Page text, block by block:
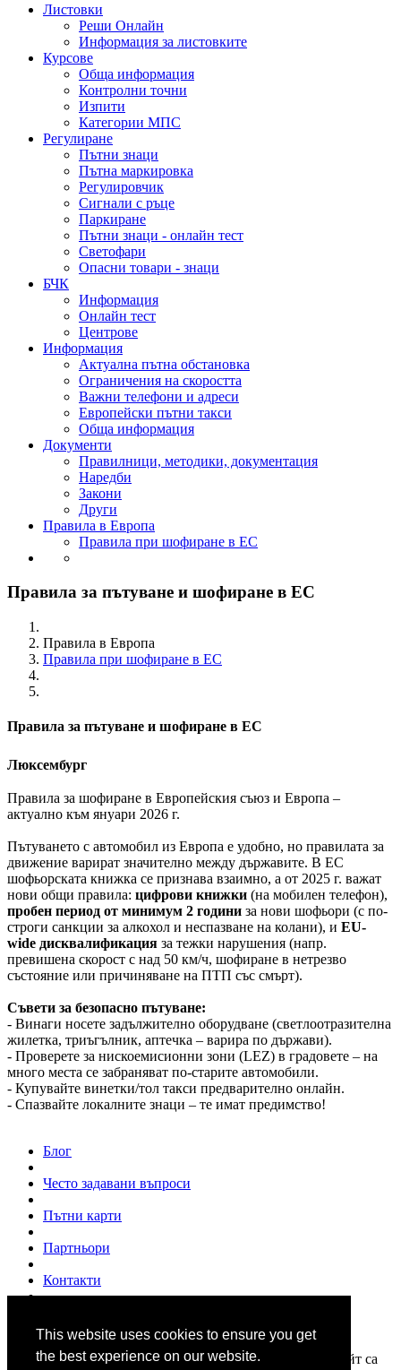
This website uses cookies to ensure you get
the best experience on our website.
Листовки
Реши Онлайн
Информация за листовките
Курсове
Обща информация
Контролни точни
Изпити
Категории МПС
Регулиране
Пътни знаци
Пътна маркировка
Регулировчик
Сигнали с ръце
Паркиране
Пътни знаци - онлайн тест
Светофари
Опасни товари - знаци
БЧК
Информация
Онлайн тест
Центрове
Информация
Актуална пътна обстановка
Ограничения на скоростта
Важни телефони и адреси
Европейски пътни такси
Обща информация
Документи
Правилници, методики, документация
Наредби
Закони
Други
Правила в Европа
Правила при шофиране в ЕС
Правила за пътуване и шофиране в ЕС
Правила в Европа
Правила при шофиране в ЕС
Правила за пътуване и шофиране в ЕС
Люксембург
Правила за шофиране в Европейския съюз и Европа –
актуално към януари 2026 г.
Пътуването с автомобил из Европа е удобно, но правилата за
движение варират значително между държавите. В ЕС
шофьорската книжка се признава взаимно, а от 2025 г. важат
нови общи правила: цифрови книжки (на мобилен телефон),
пробен период от минимум 2 години за нови шофьори (с по-
строги санкции за алкохол и неспазване на колани), и EU-
wide дисквалификация за тежки нарушения (напр.
превишена скорост с над 50 км/ч, шофиране в нетрезво
състояние или причиняване на ПТП със смърт).
Съвети за безопасно пътуване:
- Винаги носете задължително оборудване (светлоотразителна
жилетка, триъгълник, аптечка – варира по държави).
- Проверете за нискоемисионни зони (LEZ) в градовете – на
много места се забраняват по-старите автомобили.
- Купувайте винетки/тол такси предварително онлайн.
- Спазвайте локалните знаци – те имат предимство!
Блог
Често задавани въпроси
Пътни карти
Партньори
Контакти
© 2007 - 2026www.shofior.com. Всички права запазени.
Всички текстове и изображения публикувани в този сайт са